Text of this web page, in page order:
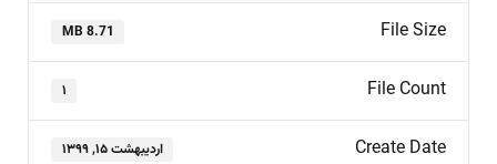
File Size
8.71 MB
File Count ۱
Create Date اردیبهشت ۱۵, ۱۳۹۹